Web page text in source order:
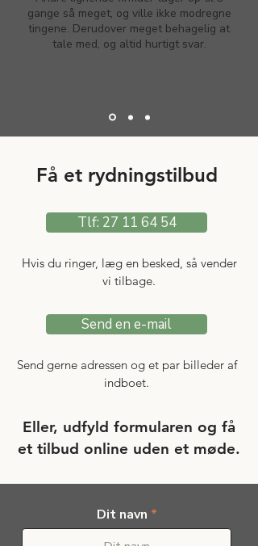
gange så meget, og ville ikke modregne
tingene. Derudover meget behagelig at
tale med, og altid hurtigt svar.
Få et rydningstilbud
Tlf: 27 11 64 54
Hvis du ringer, læg en besked, så vender
vi tilbage.
Send en e-mail
Send gerne adressen og et par billeder af
indboet.
Eller, udfyld formularen og få
et tilbud online uden et møde.
Dit navn